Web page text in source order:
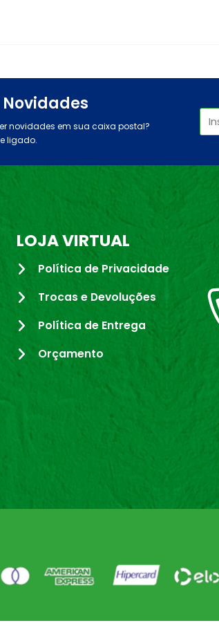
novidades em sua caixa postal?
ligado.
LOJA VIRTUAL
Política de Privacidade
Trocas e Devoluções
Política de Entrega
Orçamento